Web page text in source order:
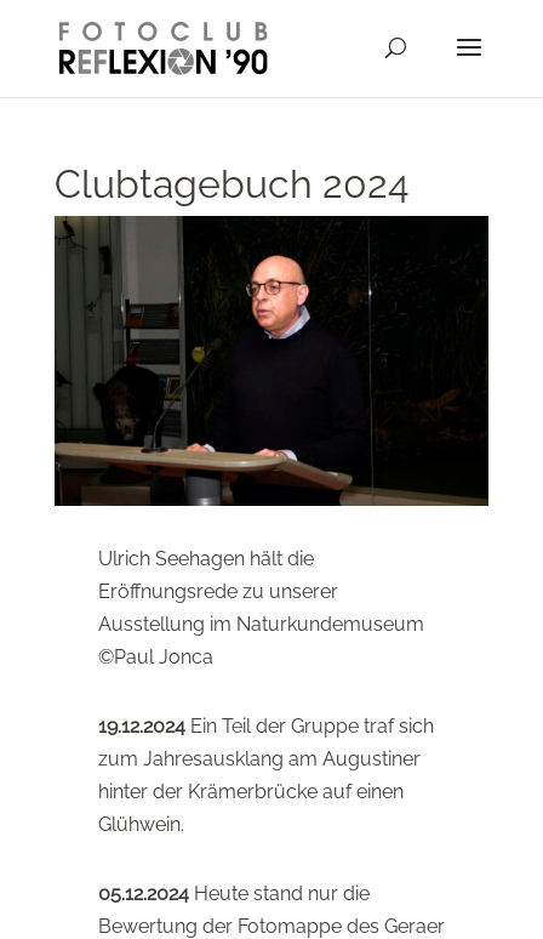
// Disable right-click from images
Clubtagebuch 2024
Ulrich Seehagen hält die
Eröffnungsrede zu unserer
Ausstellung im Naturkundemuseum
©Paul Jonca
19.12.2024 Ein Teil der Gruppe traf sich
zum Jahresausklang am Augustiner
hinter der Krämerbrücke auf einen
Glühwein.
05.12.2024 Heute stand nur die
Bewertung der Fotomappe des Geraer